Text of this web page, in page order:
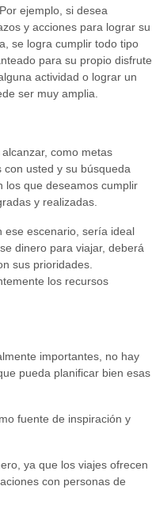
ejemplo, si desea
y acciones para lograr su
se logra cumplir todo tipo
para su propio disfrute
actividad o lograr un
ser muy amplia.
como metas
usted y su búsqueda
los que deseamos cumplir
y realizadas.
ese escenario, sería ideal
dinero para viajar, deberá
sus prioridades.
los recursos
importantes, no hay
pueda planificar bien esas
fuente de inspiración y
ya que los viajes ofrecen
con personas de